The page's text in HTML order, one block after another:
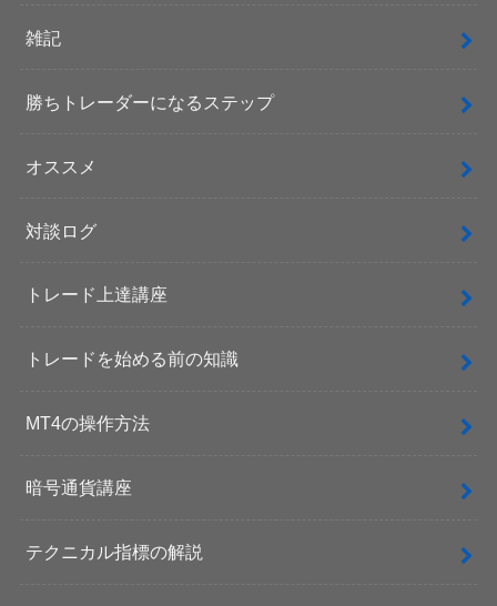
雑記
勝ちトレーダーになるステップ
オススメ
対談ログ
トレード上達講座
トレードを始める前の知識
MT4の操作方法
暗号通貨講座
テクニカル指標の解説